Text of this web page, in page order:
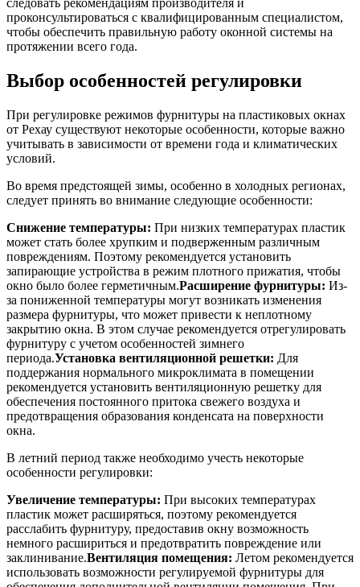
проконсультироваться с квалифицированным специалистом,
чтобы обеспечить правильную работу оконной системы на
протяжении всего года.
Выбор особенностей регулировки
При регулировке режимов фурнитуры на пластиковых окнах
от Рехау существуют некоторые особенности, которые важно
учитывать в зависимости от времени года и климатических
условий.
Во время предстоящей зимы, особенно в холодных регионах,
следует принять во внимание следующие особенности:
Снижение температуры: При низких температурах пластик
может стать более хрупким и подверженным различным
повреждениям. Поэтому рекомендуется установить
запирающие устройства в режим плотного прижатия, чтобы
окно было более герметичным.Расширение фурнитуры: Из-
за пониженной температуры могут возникать изменения
размера фурнитуры, что может привести к неплотному
закрытию окна. В этом случае рекомендуется отрегулировать
фурнитуру с учетом особенностей зимнего
периода.Установка вентиляционной решетки: Для
поддержания нормального микроклимата в помещении
рекомендуется установить вентиляционную решетку для
обеспечения постоянного притока свежего воздуха и
предотвращения образования конденсата на поверхности
окна.
В летний период также необходимо учесть некоторые
особенности регулировки:
Увеличение температуры: При высоких температурах
пластик может расширяться, поэтому рекомендуется
расслабить фурнитуру, предоставив окну возможность
немного расшириться и предотвратить повреждение или
заклинивание.Вентиляция помещения: Летом рекомендуется
использовать возможности регулируемой фурнитуры для